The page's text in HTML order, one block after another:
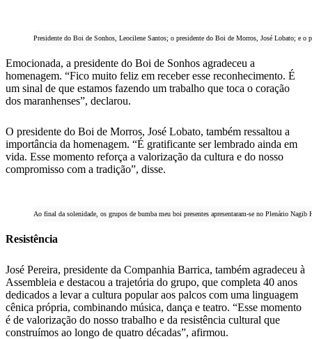
Presidente do Boi de Sonhos, Leocilene Santos; o presidente do Boi de Morros, José Lobato; e o
Emocionada, a presidente do Boi de Sonhos agradeceu a
homenagem. “Fico muito feliz em receber esse reconhecimento. É
um sinal de que estamos fazendo um trabalho que toca o coração
dos maranhenses”, declarou.
O presidente do Boi de Morros, José Lobato, também ressaltou a
importância da homenagem. “É gratificante ser lembrado ainda em
vida. Esse momento reforça a valorização da cultura e do nosso
compromisso com a tradição”, disse.
Ao final da solenidade, os grupos de bumba meu boi presentes apresentaram-se no Plenário Nagib
Resistência
José Pereira, presidente da Companhia Barrica, também agradeceu à
Assembleia e destacou a trajetória do grupo, que completa 40 anos
dedicados a levar a cultura popular aos palcos com uma linguagem
cênica própria, combinando música, dança e teatro. “Esse momento
é de valorização do nosso trabalho e da resistência cultural que
construímos ao longo de quatro décadas”, afirmou.